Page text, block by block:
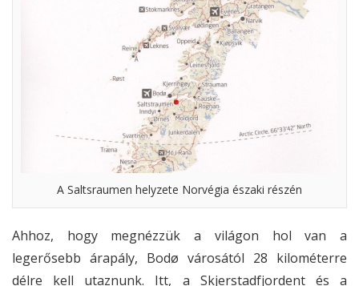
A Saltsraumen helyzete Norvégia északi részén
Ahhoz, hogy megnézzük a világon hol van a
legerősebb árapály, Bodø városától 28 kilométerre
délre kell utaznunk. Itt, a Skjerstadfjordent és a